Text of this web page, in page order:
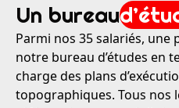
Un bureau
Parmi nos 35 salariés, une
notre bureau d’études en
charge des plans
topographiques. Tous nos